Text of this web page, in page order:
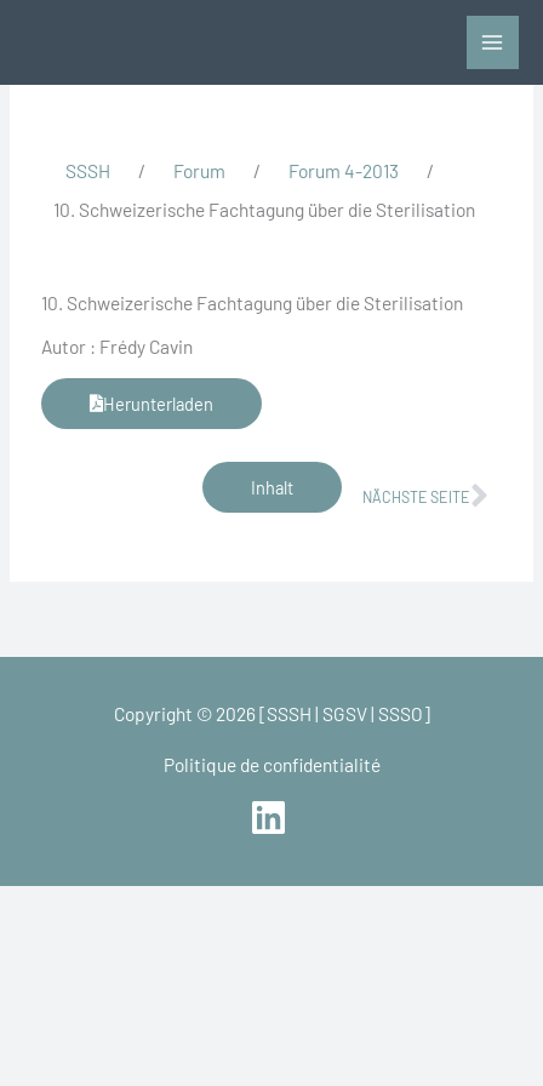
SSSH / Forum / Forum 4-2013
/
10. Schweizerische Fachtagung über die Sterilisation
10. Schweizerische Fachtagung über die Sterilisation
Autor : Frédy Cavin
Herunterladen
NÄCHSTE SEITE
Inhalt
Copyright © 2026 [SSSH | SGSV | SSSO]
Politique de confidentialité